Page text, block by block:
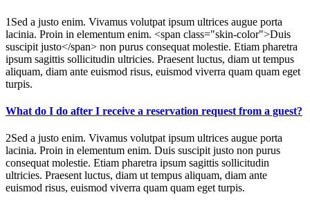
1Sed a justo enim. Vivamus volutpat ipsum ultrices augue porta
lacinia. Proin in elementum enim. <span class="skin-color">Duis
suscipit justo</span> non purus consequat molestie. Etiam pharetra
ipsum sagittis sollicitudin ultricies. Praesent luctus, diam ut tempus
aliquam, diam ante euismod risus, euismod viverra quam quam eget
turpis.
What do I do after I receive a reservation request from a guest?
2Sed a justo enim. Vivamus volutpat ipsum ultrices augue porta
lacinia. Proin in elementum enim. Duis suscipit justo non purus
consequat molestie. Etiam pharetra ipsum sagittis sollicitudin
ultricies. Praesent luctus, diam ut tempus aliquam, diam ante
euismod risus, euismod viverra quam quam eget turpis.